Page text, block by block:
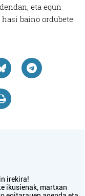
eta egun
baino ordubete
irekira!
ikusienak, martxan